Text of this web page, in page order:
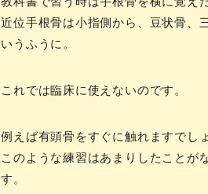
近位手根骨は小指側から、豆状骨、
いうふうに。
これでは臨床に使えないのです。
例えば有頭骨をすぐに触れますでし
このような練習はあまりしたことが
す。